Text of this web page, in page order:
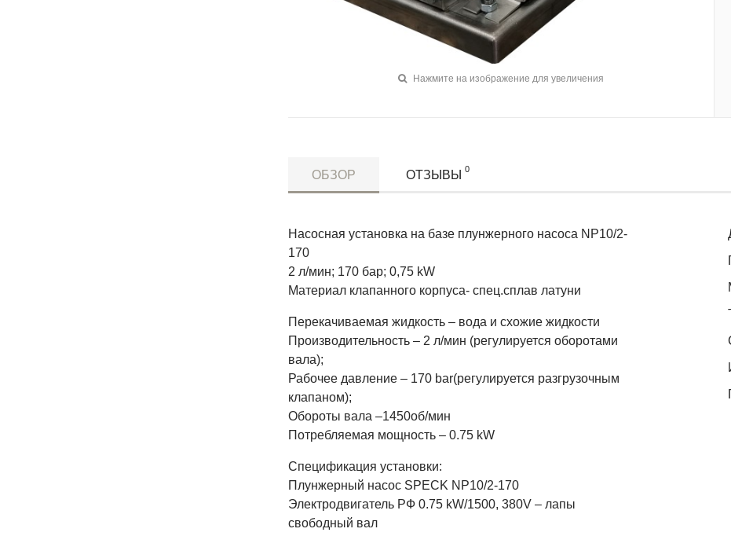
Нажмите на изображение для увеличения
ОБЗОР ОТЗЫВЫ 0
Насосная установка на базе плунжерного насоса NP10/2-
170
2 л/мин; 170 бар; 0,75 kW
Материал клапанного корпуса- спец.сплав латуни
Перекачиваемая жидкость – вода и схожие жидкости
Производительность – 2 л/мин (регулируется оборотами
вала);
Рабочее давление – 170 bar(регулируется разгрузочным
клапаном);
Обороты вала –1450об/мин
Потребляемая мощность – 0.75 kW
Спецификация установки:
Плунжерный насос SPECK NP10/2-170
Электродвигатель РФ 0.75 kW/1500, 380V – лапы
свободный вал